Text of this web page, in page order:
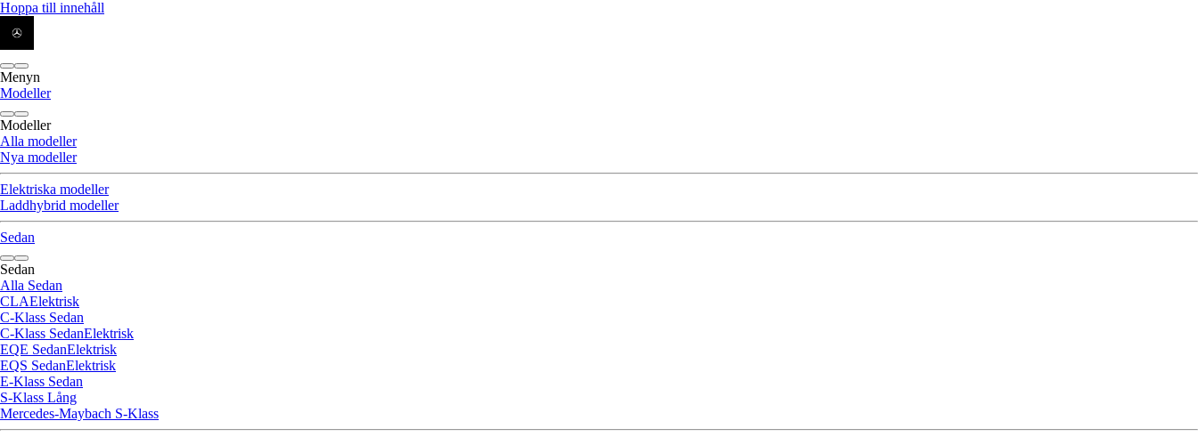
Hoppa till innehåll
Menyn
Modeller
Modeller
Alla modeller
Nya modeller
Elektriska modeller
Laddhybrid modeller
Sedan
Sedan
Alla Sedan
CLAElektrisk
C-Klass Sedan
C-Klass SedanElektrisk
EQE SedanElektrisk
EQS SedanElektrisk
E-Klass Sedan
S-Klass Lång
Mercedes-Maybach S-Klass